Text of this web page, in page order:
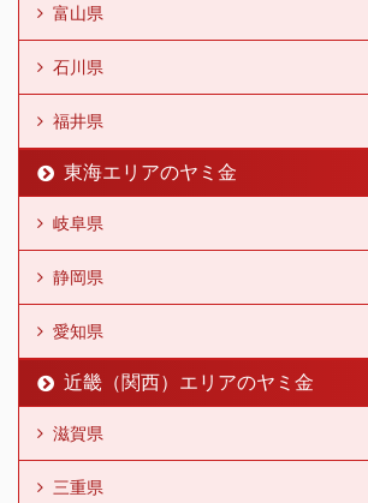
富山県
石川県
福井県
東海エリアのヤミ金
岐阜県
静岡県
愛知県
近畿（関西）エリアのヤミ金
滋賀県
三重県